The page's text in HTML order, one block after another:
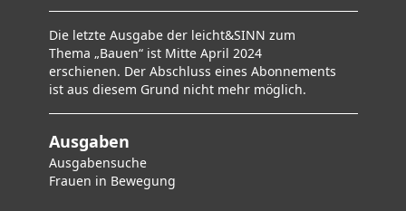
Die letzte Ausgabe der leicht&SINN zum
Thema „Bauen“ ist Mitte April 2024
erschienen. Der Abschluss eines Abonnements
ist aus diesem Grund nicht mehr möglich.
Ausgaben
Ausgabensuche
Frauen in Bewegung